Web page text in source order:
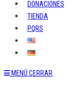
DONACIONES
TIENDA
PQRS
MENÚ CERRAR